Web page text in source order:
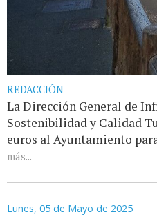
REDACCIÓN
La Dirección General de
Sostenibilidad y Calidad
euros al Ayuntamiento
más...
Lunes, 05 de Mayo de 2025